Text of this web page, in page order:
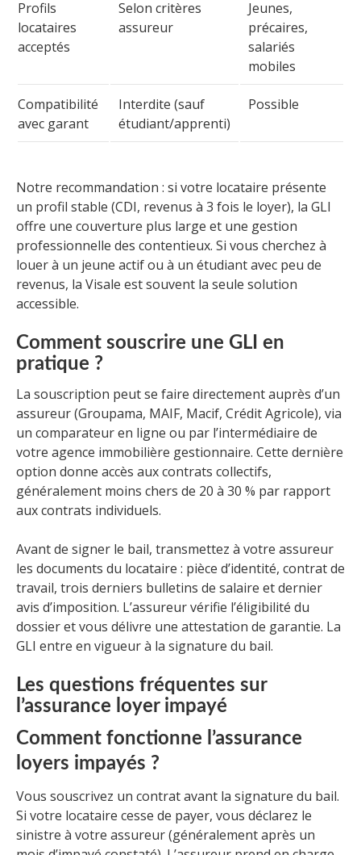
Profils
locataires
acceptés
Selon critères
assureur
Jeunes,
précaires,
salariés
mobiles
Compatibilité
avec garant
Interdite (sauf
étudiant/apprenti)
Possible
Notre recommandation : si votre locataire présente
un profil stable (CDI, revenus à 3 fois le loyer), la GLI
offre une couverture plus large et une gestion
professionnelle des contentieux. Si vous cherchez à
louer à un jeune actif ou à un étudiant avec peu de
revenus, la Visale est souvent la seule solution
accessible.
Comment souscrire une GLI en
pratique ?
La souscription peut se faire directement auprès d’un
assureur (Groupama, MAIF, Macif, Crédit Agricole), via
un comparateur en ligne ou par l’intermédiaire de
votre agence immobilière gestionnaire. Cette dernière
option donne accès aux contrats collectifs,
généralement moins chers de 20 à 30 % par rapport
aux contrats individuels.
Avant de signer le bail, transmettez à votre assureur
les documents du locataire : pièce d’identité, contrat de
travail, trois derniers bulletins de salaire et dernier
avis d’imposition. L’assureur vérifie l’éligibilité du
dossier et vous délivre une attestation de garantie. La
GLI entre en vigueur à la signature du bail.
Les questions fréquentes sur
l’assurance loyer impayé
Comment fonctionne l’assurance
loyers impayés ?
Vous souscrivez un contrat avant la signature du bail.
Si votre locataire cesse de payer, vous déclarez le
sinistre à votre assureur (généralement après un